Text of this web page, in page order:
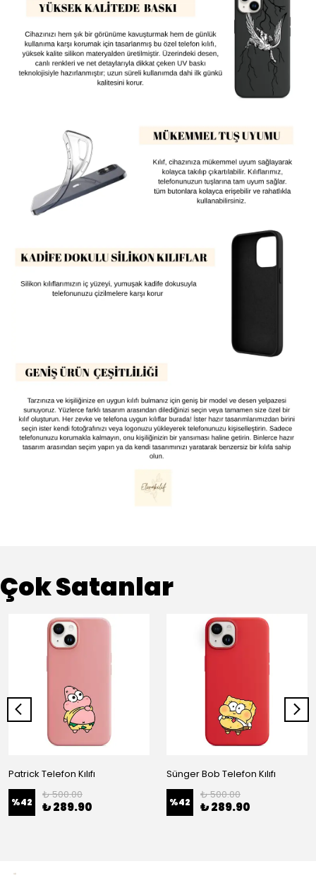
Çok Satanlar
Patrick Telefon Kılıfı
%42
₺ 500.00
₺ 289.90
Sünger Bob Telefon Kılıfı
%42
₺ 500.00
₺ 289.90